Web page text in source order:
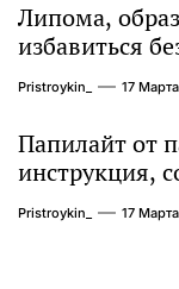
Липома,
избавиться
Pristroykin_ 17
Папилайт от
инструкция,
Pristroykin_ 17